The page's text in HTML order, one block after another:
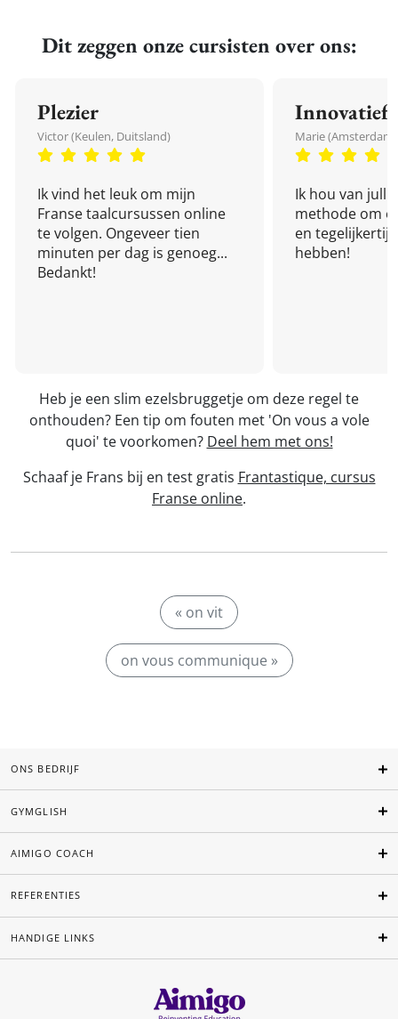
Dit zeggen onze cursisten over ons:
Plezier
Victor (Keulen, Duitsland)
Ik vind het leuk om mijn
Franse taalcursussen online
te volgen. Ongeveer tien
minuten per dag is genoeg...
Bedankt!
Innovatief
Marie
Ik hou van
methode om
en
hebben!
Heb je een slim ezelsbruggetje om deze regel te
onthouden? Een tip om fouten met 'On vous a vole
quoi' te voorkomen? Deel hem met ons!
Schaaf je Frans bij en test gratis Frantastique, cursus
Franse online.
« on vit
on vous communique »
ONS BEDRIJF
GYMGLISH
AIMIGO COACH
REFERENTIES
HANDIGE LINKS